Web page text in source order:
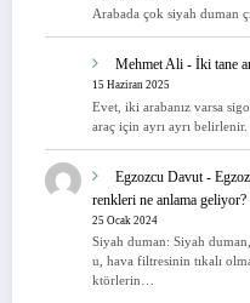
Arabada çok siyah duman
Mehmet Ali - İki tane
15 Haziran 2025
Evet, iki arabanız varsa
araç için ayrı ayrı
Egzozcu Davut -
renkleri ne anlama geliyor?
25 Ocak 2024
Siyah duman: Siyah
u, hava filtresinin tıkalı
ktörlerin…